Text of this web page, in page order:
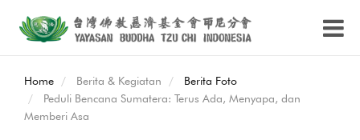
Home Berita & Kegiatan
Berita Foto
Peduli Bencana Sumatera: Terus Ada, Menyapa, dan
Memberi Asa